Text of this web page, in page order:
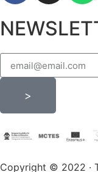
>
Copyright © 2022 ·